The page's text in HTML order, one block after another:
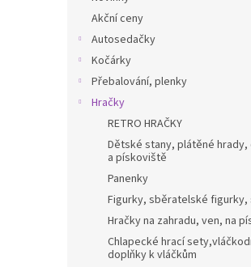
Akční ceny
Autosedačky
Kočárky
Přebalování, plenky
Hračky
RETRO HRAČKY
Dětské stany, plátěné
a pískoviště
Panenky
Figurky, sběratelské figurky,
Hračky na zahradu, ven, na
Chlapecké hrací
doplňky k vláčkům